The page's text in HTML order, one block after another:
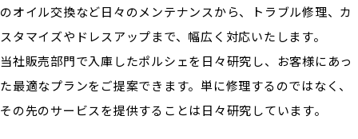
のオイル交換など日々のメンテナンスから、トラブル修理、カ
スタマイズやドレスアップまで、幅広く対応いたします。
当社販売部門で入庫したポルシェを日々研究し、お客様にあっ
た最適なプランをご提案できます。単に修理するのではなく、
その先のサービスを提供することは日々研究しています。